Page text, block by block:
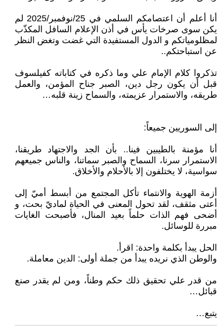
أنا أعلم أن اعتصامكم السلمي في 25/نوفمبر/2025 لم
يكن سوى صرخات يأس في أذن الإعلام السافل المكذّب
لمظلومياتكم و الدول المستفيدة التي غضت وتغض النظر
عن استباحتكم..
تذكروا كلام الإمام علي وما ذكره في كتاباته كفيلسوف
قبل أن يكون رجل دين، الصبر جناح المؤمن، والعمل
طريقه، والاستمرار عزيمته، والسماح زينة قلبه…
إلى السوريين جميعاً:
أنا مؤمنة بالطيبين فينا.. بأن الجد والاجتهاد طريقنا،
الاستمرار سرنا، السماح والصبر سماتنا، والناس جميعهم
سواسية، لا يختلفون إلا بالأحلام والأخلاق.
أزمة الهوية والانتماء تأكل المجتمع من أبسط أميّ إلى
أعتى مثقف، لقد تحول المعنى في الحياة لماديّ بحت، و
أضحى فهم الذات حلماً بعيد المنال، فأصبحت الغايات
مبررة للوسائل.
الحل يبدأ بكلمة واحدة: اقرأ.
والوطن الذي نريده يبدأ من جملة أولى: الدين معاملة.
من قدر علي تحقيق ذلك حكم وطناً، ومن لم يقدر صنع
قبائل…
يتبع…